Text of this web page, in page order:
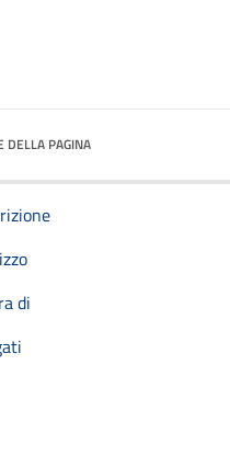
DELLA PAGINA
di